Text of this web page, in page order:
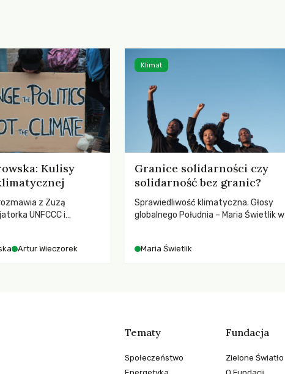
Kulisy
z Zuzą
UNFCCC i
Artur Wieczorek
Granice solidarności czy
solidarność bez granic?
Sprawiedliwość klimatyczna. Głosy
globalnego Południa – Maria Świetlik w
Maria Świetlik
Klimat
Tematy
Społeczeństwo
Fundacja
Zielone Światło